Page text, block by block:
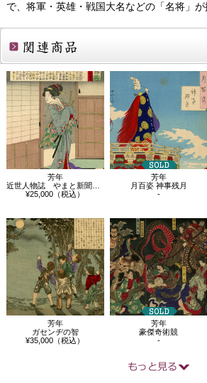
で、将軍・英雄・戦国大名などの「名将」が
関連商品
芳年
近世人物誌 やまと新聞附録第十五 木戸…
¥25,000（税込）
芳年
月百姿 神事残月
-
芳年
ガセンヂの智
¥35,000（税込）
芳年
豪傑奇術競
-